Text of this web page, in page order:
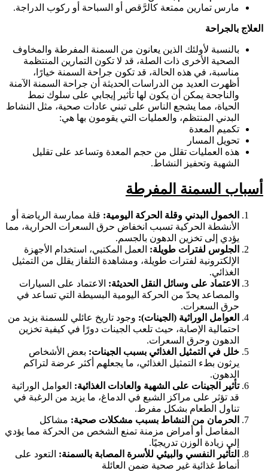
مارس تمارين ممتعة كالرَّقص أو السباحة أو ركوب الدراجة.
العلاج بالجراحة
بالنسبة لأولئك الذين يعانون من السمنة المفرطة والمخاوف
الصحية الأخرى ذات الصلة، قد لا تكون التمارين المنتظمة
مناسبة، في هذه الحالة، قد تكون جراحة السمنة خيارًا،
أظهرت العديد من الدراسات الحديثة أن جراحة السمنة الآمنة
والناجحة يمكن أن يكون لها تأثير إيجابي على سلوك نمط
الحياة، مما يشجع الناس على تبني عادات صحية، مثل النشاط
البدني المنتظم، والعمليات التي يقومون بها هي:
تكميم المعدة
تحويل المسار
هذه العمليات تقلل من حجم المعدة وتساعد على تقليل
الشهية وتحفيز النشاط.
أسباب السمنة المفرطة
الخمول البدني وقلة الحركة اليومية: قلة ممارسة الرياضة أو
الأنشطة الحركية تسبب انخفاض حرق السعرات الحرارية، مما
يؤدي إلى تخزين الدهون بالجسم.
الجلوس لفترات طويلة: العمل المكتبي، استخدام الأجهزة
الإلكترونية لفترات طويلة، ومشاهدة التلفاز يقلل من التمثيل
الغذائي.
الاعتماد على وسائل النقل الحديثة: الاعتماد على السيارات
والمصاعد يحدّ من الحركة اليومية البسيطة التي تساعد في
حرق السعرات.
العوامل الوراثية (الجينات): وجود تاريخ عائلي للسمنة يزيد من
احتمالية الإصابة، حيث تلعب الجينات دورًا في كيفية تخزين
الدهون وحرق السعرات.
خلل في التمثيل الغذائي بسبب الجينات: بعض الأشخاص
يرثون بطء التمثيل الغذائي، ما يجعلهم أكثر عرضة لتراكم
الدهون.
تأثير الجينات على الشهية والعادات الغذائية: العوامل الوراثية
قد تؤثر على مراكز الشبع في الدماغ، ما يزيد من الرغبة في
تناول الطعام بشكل مفرط.
الحرمان من النشاط بسبب مشكلات صحية: مشاكل
المفاصل أو أمراض مزمنة تمنع الشخص من الحركة مما يؤدي
إلى زيادة الوزن تدريجيًا.
التأثير النفسي والبيئي للأسرة المصابة بالسمنة: التعود على
أنماط غذائية غير صحية ضمن العائلة